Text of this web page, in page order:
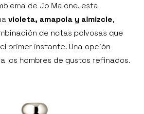
de Jo Malone, esta
violeta, amapola y almizcle,
de notas polvosas que
primer instante. Una opción
los hombres de gustos refinados.